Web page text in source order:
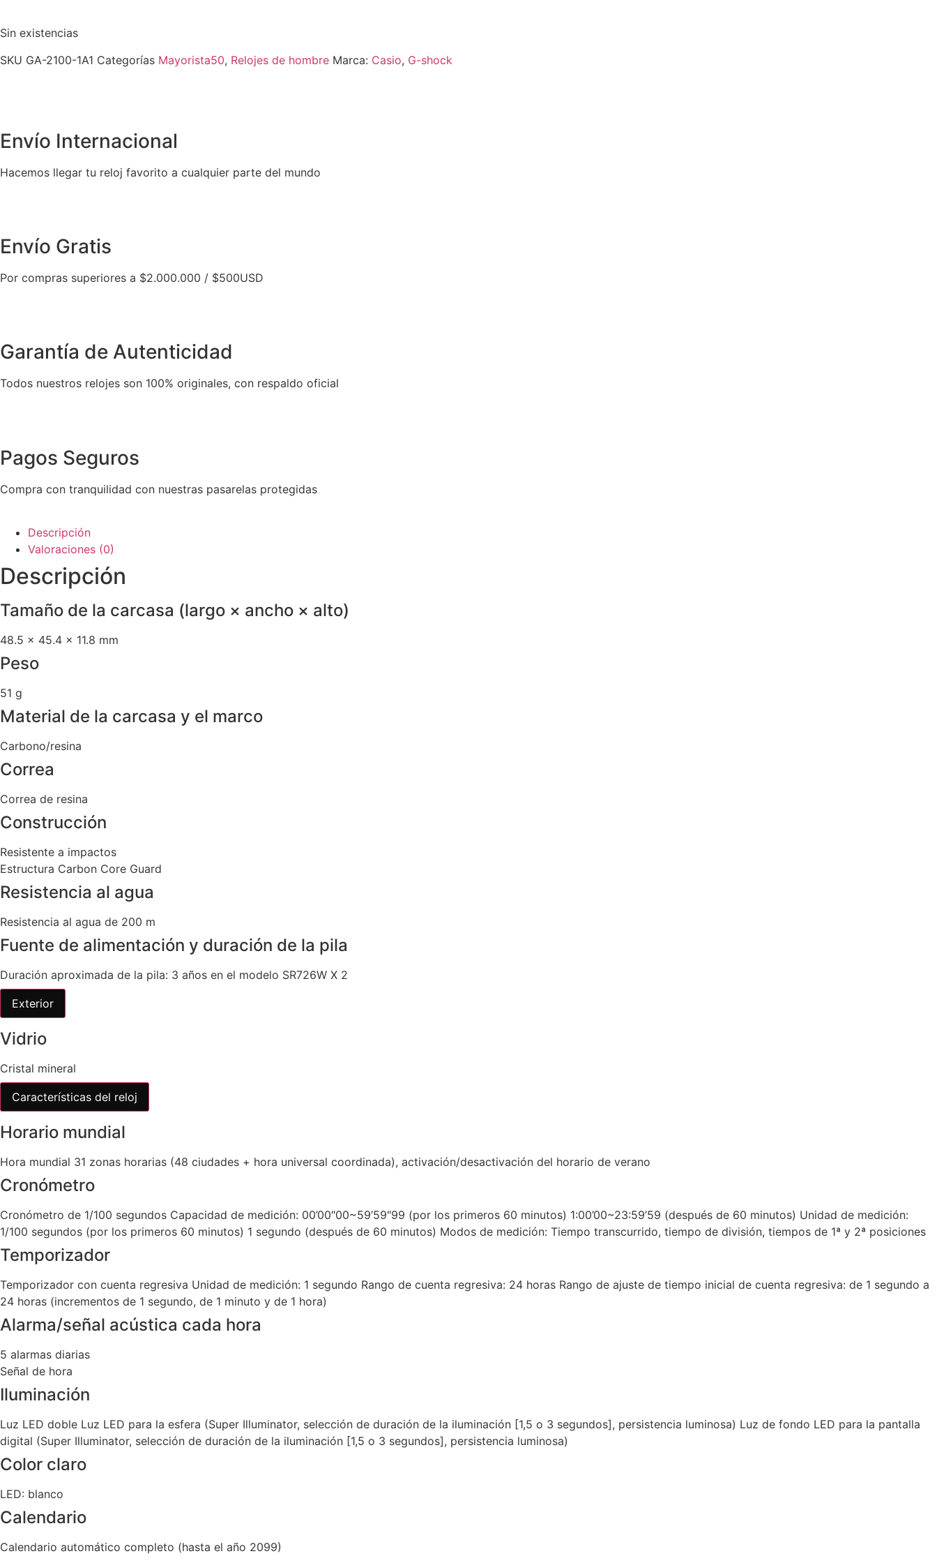
Sin existencias
SKU GA-2100-1A1 Categorías Mayorista50, Relojes de hombre Marca: Casio, G-shock
Envío Internacional
Hacemos llegar tu reloj favorito a cualquier parte del mundo
Envío Gratis
Por compras superiores a $2.000.000 / $500USD
Garantía de Autenticidad
Todos nuestros relojes son 100% originales, con respaldo oficial
Pagos Seguros
Compra con tranquilidad con nuestras pasarelas protegidas
Descripción
Valoraciones (0)
Descripción
Tamaño de la carcasa (largo × ancho × alto)
48.5 × 45.4 × 11.8 mm
Peso
51 g
Material de la carcasa y el marco
Carbono/resina
Correa
Correa de resina
Construcción
Resistente a impactos
Estructura Carbon Core Guard
Resistencia al agua
Resistencia al agua de 200 m
Fuente de alimentación y duración de la pila
Duración aproximada de la pila: 3 años en el modelo SR726W X 2
Exterior
Vidrio
Cristal mineral
Características del reloj
Horario mundial
Hora mundial 31 zonas horarias (48 ciudades + hora universal coordinada), activación/desactivación del horario de verano
Cronómetro
Cronómetro de 1/100 segundos Capacidad de medición: 00’00″00~59’59″99 (por los primeros 60 minutos) 1:00’00~23:59’59 (después de 60 minutos) Unidad de medición:
1/100 segundos (por los primeros 60 minutos) 1 segundo (después de 60 minutos) Modos de medición: Tiempo transcurrido, tiempo de división, tiempos de 1ª y 2ª posiciones
Temporizador
Temporizador con cuenta regresiva Unidad de medición: 1 segundo Rango de cuenta regresiva: 24 horas Rango de ajuste de tiempo inicial de cuenta regresiva: de 1 segundo a
24 horas (incrementos de 1 segundo, de 1 minuto y de 1 hora)
Alarma/señal acústica cada hora
5 alarmas diarias
Señal de hora
Iluminación
Luz LED doble Luz LED para la esfera (Super Illuminator, selección de duración de la iluminación [1,5 o 3 segundos], persistencia luminosa) Luz de fondo LED para la pantalla
digital (Super Illuminator, selección de duración de la iluminación [1,5 o 3 segundos], persistencia luminosa)
Color claro
LED: blanco
Calendario
Calendario automático completo (hasta el año 2099)